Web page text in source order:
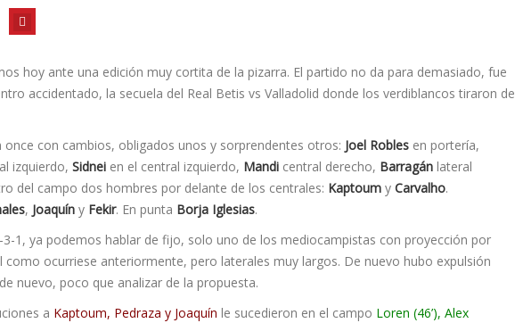
hoy ante una edición muy cortita de la pizarra. El partido no da para demasiado, fue
accidentado, la secuela del Real Betis vs Valladolid donde los verdiblancos tiraron de
once con cambios, obligados unos y sorprendentes otros: Joel Robles en portería,
izquierdo, Sidnei en el central izquierdo, Mandi central derecho, Barragán lateral
del campo dos hombres por delante de los centrales: Kaptoum y Carvalho.
, Joaquín y Fekir. En punta Borja Iglesias.
1, ya podemos hablar de fijo, solo uno de los mediocampistas con proyección por
como ocurriese anteriormente, pero laterales muy largos. De nuevo hubo expulsión
nuevo, poco que analizar de la propuesta.
a Kaptoum, Pedraza y Joaquín le sucedieron en el campo Loren (46’), Alex